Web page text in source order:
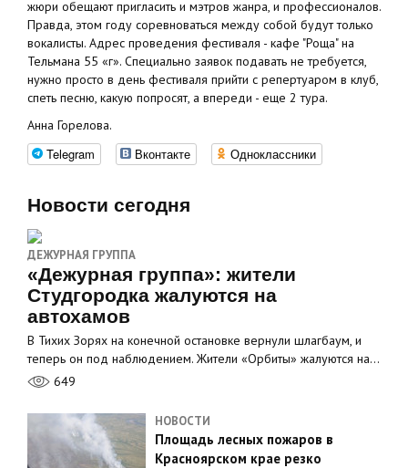
жюри обещают пригласить и мэтров жанра, и профессионалов.
Правда, этом году соревноваться между собой будут только
вокалисты. Адрес проведения фестиваля - кафе "Роща" на
Тельмана 55 «г». Специально заявок подавать не требуется,
нужно просто в день фестиваля прийти с репертуаром в клуб,
спеть песню, какую попросят, а впереди - еще 2 тура.
Анна Горелова.
Telegram Вконтакте Одноклассники
Новости сегодня
ДЕЖУРНАЯ ГРУППА
«Дежурная группа»: жители
Студгородка жалуются на
автохамов
В Тихих Зорях на конечной остановке вернули шлагбаум, и
теперь он под наблюдением. Жители «Орбиты» жалуются на…
649
НОВОСТИ
Площадь лесных пожаров в
Красноярском крае резко